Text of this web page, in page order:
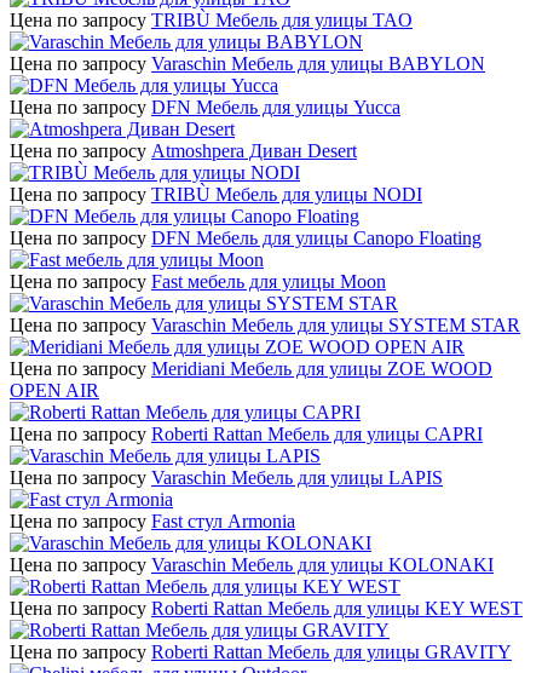
Цена по запросу TRIBÙ Мебель для улицы TAO
Цена по запросу Varaschin Мебель для улицы BABYLON
Цена по запросу DFN Мебель для улицы Yucca
Цена по запросу Atmoshpera Диван Desert
Цена по запросу TRIBÙ Мебель для улицы NODI
Цена по запросу DFN Мебель для улицы Canopo Floating
Цена по запросу Fast мебель для улицы Moon
Цена по запросу Varaschin Мебель для улицы SYSTEM STAR
Цена по запросу Meridiani Мебель для улицы ZOE WOOD
OPEN AIR
Цена по запросу Roberti Rattan Мебель для улицы CAPRI
Цена по запросу Varaschin Мебель для улицы LAPIS
Цена по запросу Fast стул Armonia
Цена по запросу Varaschin Мебель для улицы KOLONAKI
Цена по запросу Roberti Rattan Мебель для улицы KEY WEST
Цена по запросу Roberti Rattan Мебель для улицы GRAVITY